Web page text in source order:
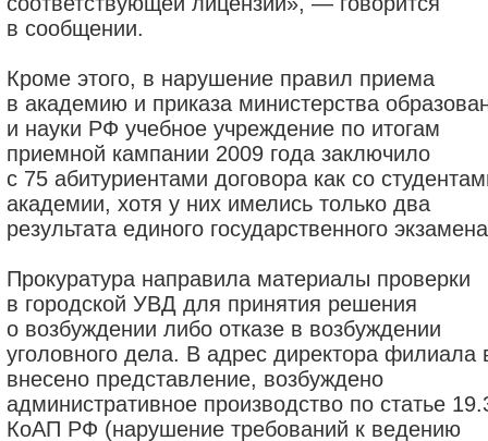
в сообщении.
Кроме этого, в нарушение правил приема
в академию и приказа министерства
и науки РФ учебное учреждение по итогам
приемной кампании 2009 года заключило
с 75 абитуриентами договора как со
академии, хотя у них имелись только два
результата единого государственного
Прокуратура направила материалы проверки
в городской УВД для принятия решения
о возбуждении либо отказе в возбуждении
уголовного дела. В адрес директора филиала
внесено представление, возбуждено
административное производство по статье
КоАП РФ (нарушение требований к ведению